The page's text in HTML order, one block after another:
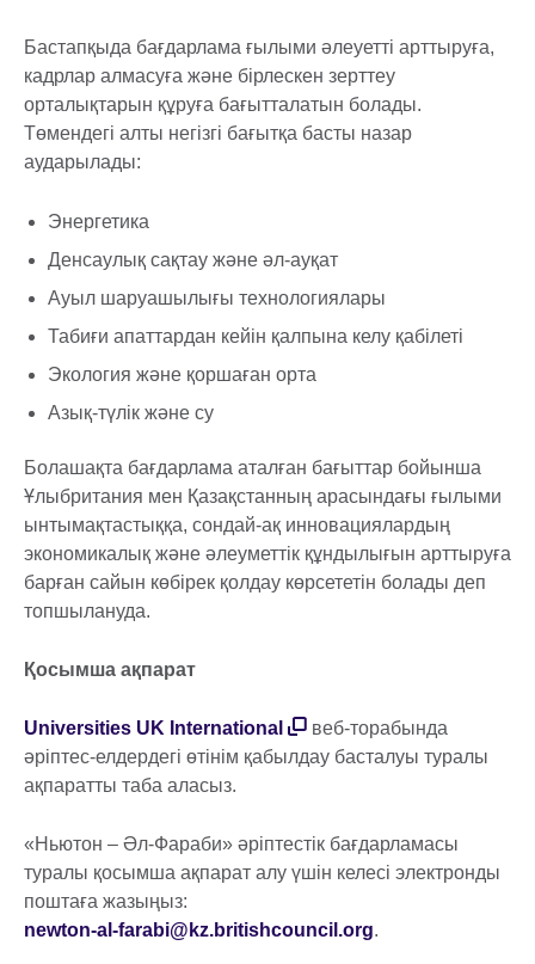
Бастапқыда бағдарлама ғылыми әлеуетті арттыруға,
кадрлар алмасуға және бірлескен зерттеу
орталықтарын құруға бағытталатын болады.
Төмендегі алты негізгі бағытқа басты назар
аударылады:
Энергетика
Денсаулық сақтау және әл-ауқат
Ауыл шаруашылығы технологиялары
Табиғи апаттардан кейін қалпына келу қабілеті
Экология және қоршаған орта
Азық-түлік және су
Болашақта бағдарлама аталған бағыттар бойынша
Ұлыбритания мен Қазақстанның арасындағы ғылыми
ынтымақтастыққа, сондай-ақ инновациялардың
экономикалық және әлеуметтік құндылығын арттыруға
барған сайын көбірек қолдау көрсететін болады деп
топшылануда.
Қосымша ақпарат
Universities UK International
веб-торабында
әріптес-елдердегі өтінім қабылдау басталуы туралы
ақпаратты таба аласыз.
«Ньютон – Әл-Фараби» әріптестік бағдарламасы
туралы қосымша ақпарат алу үшін келесі электронды
поштаға жазыңыз:
newton-al-farabi@kz.britishcouncil.org.